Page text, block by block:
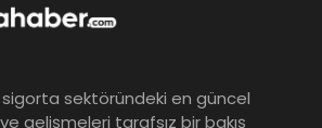
Sonuçlarını Açıkladı
Araştırması: Yapay Zekâ Destekli
sektöründeki en güncel
gelişmeleri tarafsız bir bakış